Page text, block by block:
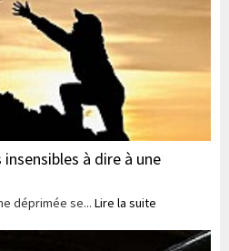
à dire à une
déprimée se... Lire la suite